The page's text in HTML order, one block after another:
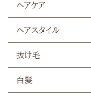
ヘアケア
ヘアスタイル
抜け毛
白髪